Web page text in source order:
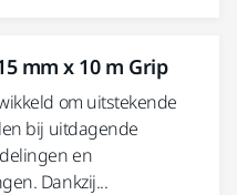
mm x 10 m Grip
om uitstekende
bij uitdagende
en
Dankzij...